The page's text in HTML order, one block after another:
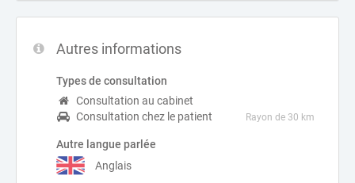
Autres informations
Types de consultation
Consultation au cabinet
Consultation chez le patient
Rayon de 30 km
Autre langue parlée
Anglais